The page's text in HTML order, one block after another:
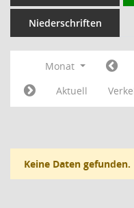
Niederschriften
Monat
Aktuell
Keine Daten gefunden.